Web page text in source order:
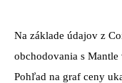
Na základe údajov z
obchodovania s
Pohľad na graf ceny